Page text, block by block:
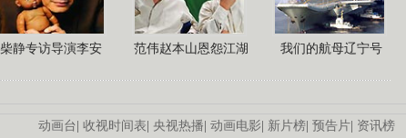
柴静专访导演李安 范伟赵本山恩怨江湖 我们的航母辽宁号
动画台 收视时间表 央视热播 动画电影 新片榜 预告片 资讯榜